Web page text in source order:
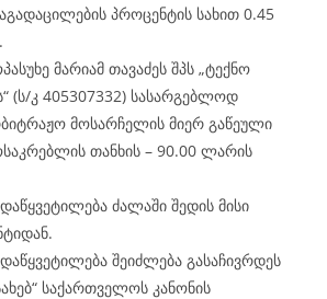
პროცენტის სახით 0.45
მარიამ თავაძეს შპს „ტექნო
(ს/კ 405307332) სასარგებლოდ
მოსარჩელის მიერ გაწეული
თანხის – 90.00 ლარის
ძალაში შედის მისი
შეიძლება გასაჩივრდეს
საქართველოს კანონის